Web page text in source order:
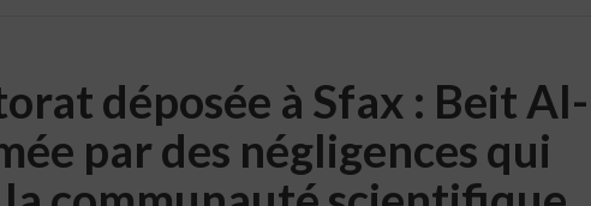
déposée à Sfax : Beit Al-
par des négligences qui